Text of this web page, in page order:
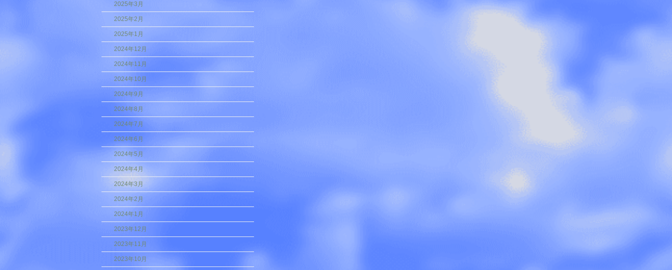
2025年3月
2025年2月
2025年1月
2024年12月
2024年11月
2024年10月
2024年9月
2024年8月
2024年7月
2024年6月
2024年5月
2024年4月
2024年3月
2024年2月
2024年1月
2023年12月
2023年11月
2023年10月